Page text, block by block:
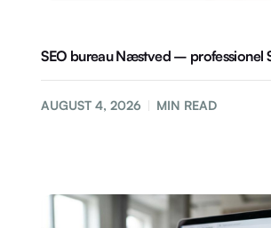
SEO bureau Næstved – professionel
AUGUST 4, 2026 MIN READ